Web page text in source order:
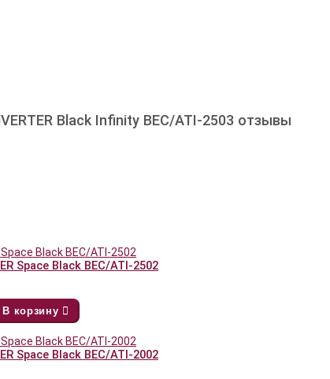
Black Infinity BEC/ATI-2503 отзывы
Space Black BEC/ATI-2502
В корзину
Space Black BEC/ATI-2002